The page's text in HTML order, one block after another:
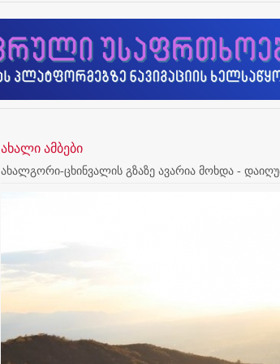
ახალი ამბები
ახალგორი-ცხინვალის გზაზე ავარია მოხდა -